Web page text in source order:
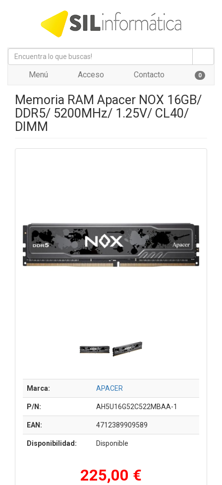
Menú Acceso Contacto 0
Memoria RAM Apacer NOX 16GB/
DDR5/ 5200MHz/ 1.25V/ CL40/
DIMM
Marca: APACER
P/N: AH5U16G52C522MBAA-1
EAN: 4712389909589
Disponibilidad: Disponible
225,00 €